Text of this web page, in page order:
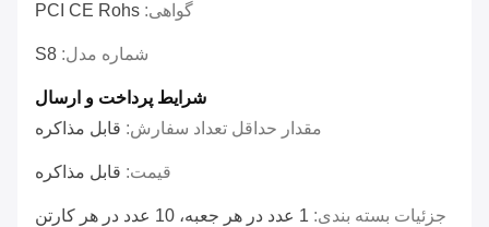
گواهی: PCI CE Rohs
شماره مدل: S8
شرایط پرداخت و ارسال
مقدار حداقل تعداد سفارش: قابل مذاکره
قیمت: قابل مذاکره
جزئیات بسته بندی: 1 عدد در هر جعبه، 10 عدد در هر کارتن